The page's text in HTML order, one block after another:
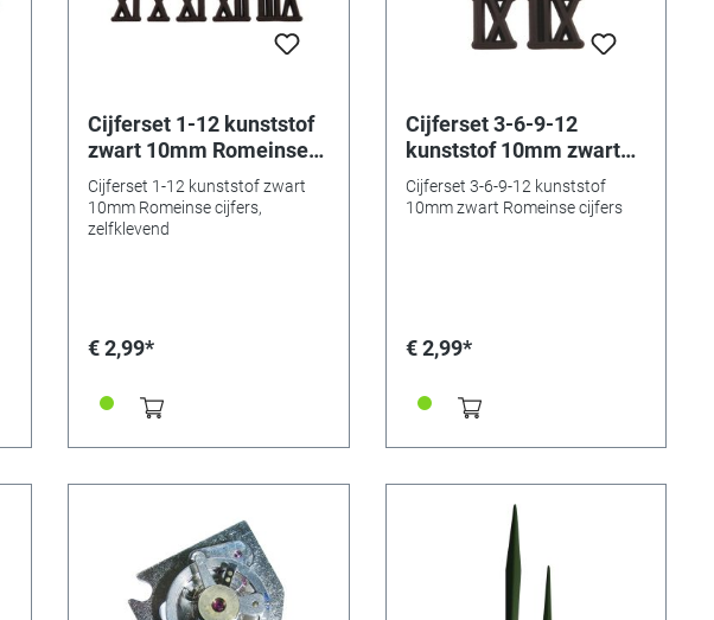
Cijferset 1-12 kunststof
zwart 10mm Romeinse
cijfers, zelfklevend
Cijferset 1-12 kunststof zwart
10mm Romeinse cijfers,
zelfklevend
€ 2,99*
Cijferset 3-6-9-12
kunststof 10mm zwart
Romeinse cijfers
Cijferset 3-6-9-12 kunststof
10mm zwart Romeinse cijfers
€ 2,99*